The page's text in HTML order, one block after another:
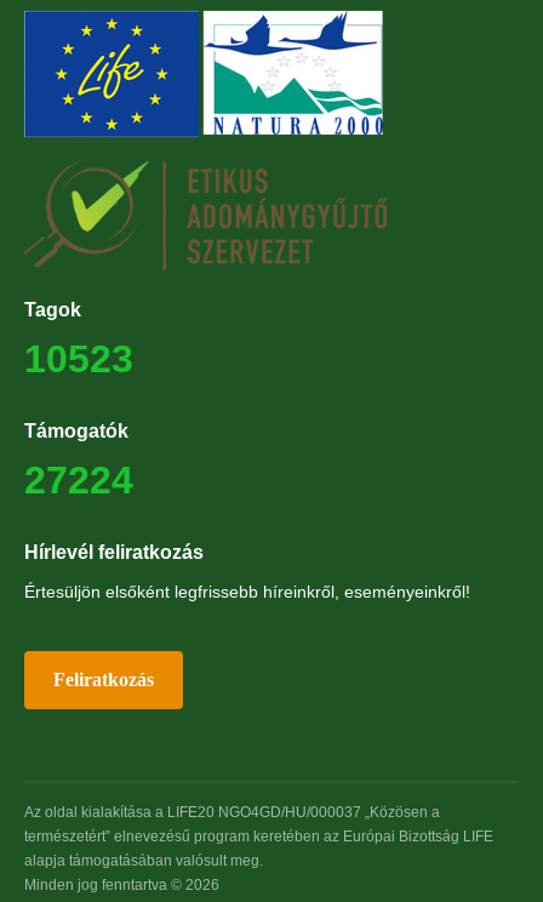
Tagok
10523
Támogatók
27224
Hírlevél feliratkozás
Értesüljön elsőként legfrissebb híreinkről, eseményeinkről!
Feliratkozás
Az oldal kialakítása a LIFE20 NGO4GD/HU/000037 „Közösen a
természetért” elnevezésű program keretében az Európai Bizottság LIFE
alapja támogatásában valósult meg.
Minden jog fenntartva © 2026